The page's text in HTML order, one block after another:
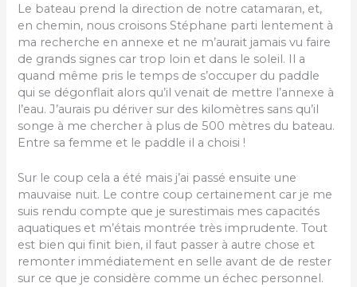
Le bateau prend la direction de notre catamaran, et,
en chemin, nous croisons Stéphane parti lentement à
ma recherche en annexe et ne m’aurait jamais vu faire
de grands signes car trop loin et dans le soleil. Il a
quand même pris le temps de s’occuper du paddle
qui se dégonflait alors qu’il venait de mettre l’annexe à
l’eau. J’aurais pu dériver sur des kilomètres sans qu’il
songe à me chercher à plus de 500 mètres du bateau.
Entre sa femme et le paddle il a choisi !
Sur le coup cela a été mais j’ai passé ensuite une
mauvaise nuit. Le contre coup certainement car je me
suis rendu compte que je surestimais mes capacités
aquatiques et m’étais montrée très imprudente. Tout
est bien qui finit bien, il faut passer à autre chose et
remonter immédiatement en selle avant de de rester
sur ce que je considère comme un échec personnel.